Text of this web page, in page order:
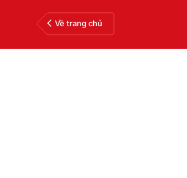
Về trang chủ